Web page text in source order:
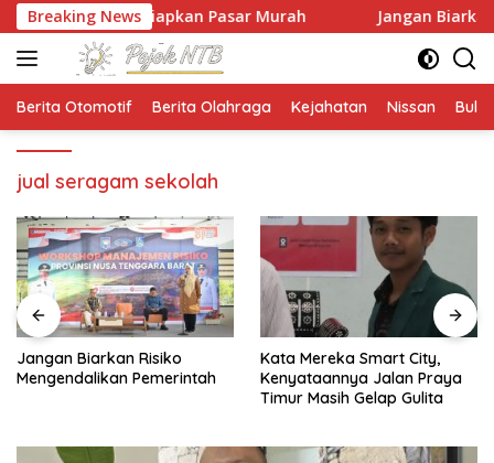
Langsung
ke
konten
Breaking News
NTB Siapkan Pasar Murah Jangan Biarkan Risiko
Berita Otomotif Berita Olahraga Kejahatan Nissan
jual seragam sekolah
Jangan Biarkan Risiko
Mengendalikan Pemerintah
Kata Mereka Smart City,
Kenyataannya Jalan Praya
Timur Masih Gelap Gulita